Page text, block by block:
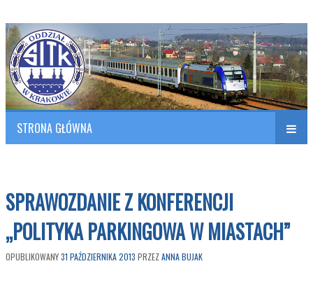
SITK RP Oddział w KRAKOWIE
Polish Association of Engineers & Technicians of Transportation
STRONA GŁÓWNA
SPRAWOZDANIE Z KONFERENCJI
„POLITYKA PARKINGOWA W MIASTACH”
OPUBLIKOWANY31 PAŹDZIERNIKA 2013 PRZEZANNA BUJAK